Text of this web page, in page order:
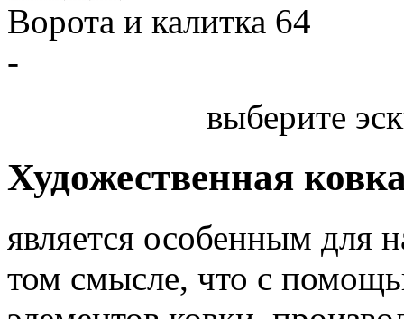
Ворота и калитка 64
-
выберите
Художественная
является особенным для
том смысле, что с